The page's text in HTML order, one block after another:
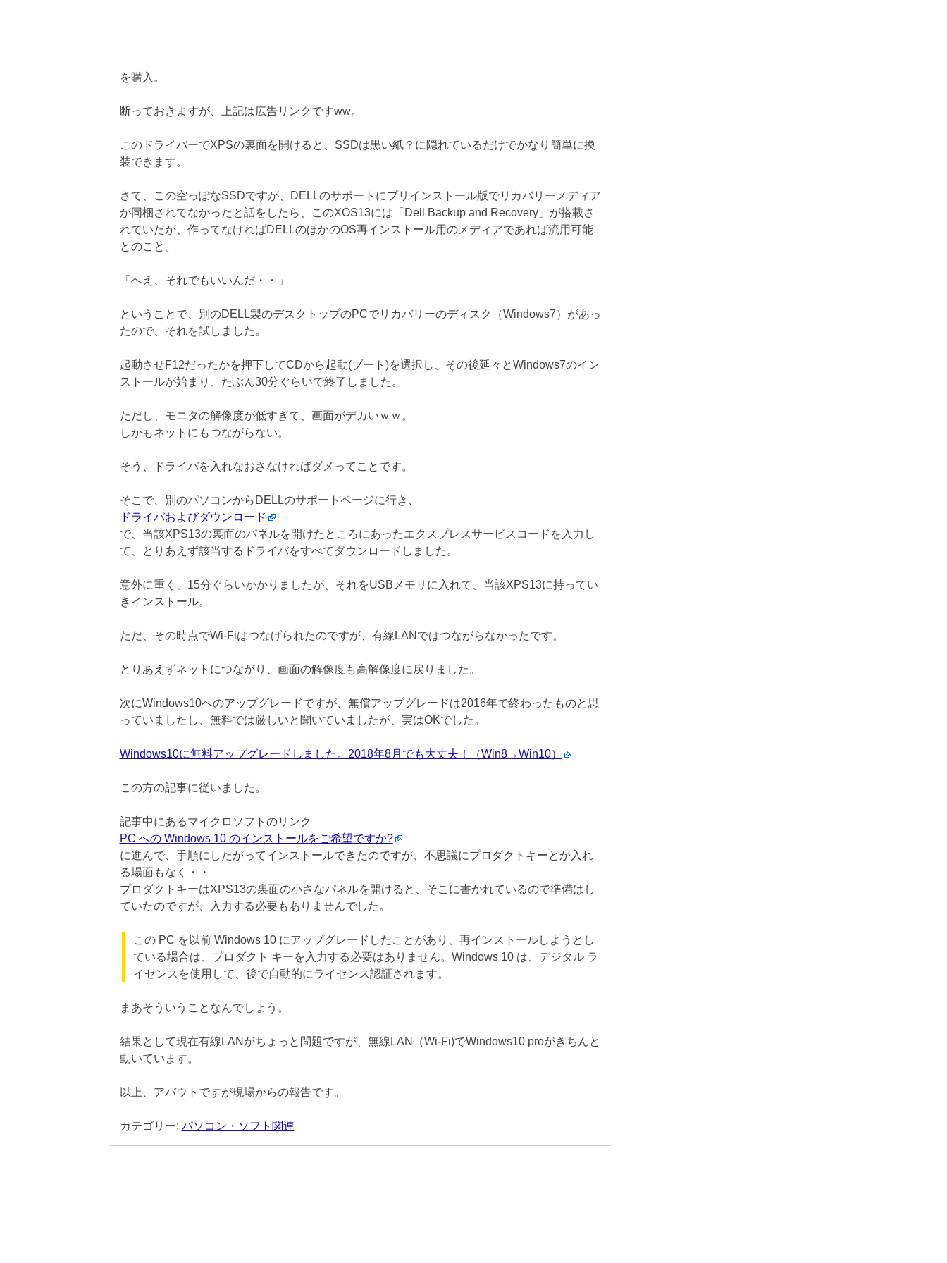
を購入。
断っておきますが、上記は広告リンクですww。
このドライバーでXPSの裏面を開けると、SSDは黒い紙？に隠れているだけでかなり簡単に換
装できます。
さて、この空っぽなSSDですが、DELLのサポートにプリインストール版でリカバリーメディア
が同梱されてなかったと話をしたら、このXOS13には「Dell Backup and Recovery」が搭載さ
れていたが、作ってなければDELLのほかのOS再インストール用のメディアであれば流用可能
とのこと。
「へえ、それでもいいんだ・・」
ということで、別のDELL製のデスクトップのPCでリカバリーのディスク（Windows7）があっ
たので、それを試しました。
起動させF12だったかを押下してCDから起動(ブート)を選択し、その後延々とWindows7のイン
ストールが始まり、たぶん30分ぐらいで終了しました。
ただし、モニタの解像度が低すぎて、画面がデカいｗｗ。
しかもネットにもつながらない。
そう、ドライバを入れなおさなければダメってことです。
そこで、別のパソコンからDELLのサポートページに行き、
ドライバおよびダウンロード
で、当該XPS13の裏面のパネルを開けたところにあったエクスプレスサービスコードを入力し
て、とりあえず該当するドライバをすべてダウンロードしました。
意外に重く、15分ぐらいかかりましたが、それをUSBメモリに入れて、当該XPS13に持ってい
きインストール。
ただ、その時点でWi-Fiはつなげられたのですが、有線LANではつながらなかったです。
とりあえずネットにつながり、画面の解像度も高解像度に戻りました。
次にWindows10へのアップグレードですが、無償アップグレードは2016年で終わったものと思
っていましたし、無料では厳しいと聞いていましたが、実はOKでした。
Windows10に無料アップグレードしました。2018年8月でも大丈夫！（Win8→Win10）
この方の記事に従いました。
記事中にあるマイクロソフトのリンク
PC への Windows 10 のインストールをご希望ですか?
に進んで、手順にしたがってインストールできたのですが、不思議にプロダクトキーとか入れ
る場面もなく・・
プロダクトキーはXPS13の裏面の小さなパネルを開けると、そこに書かれているので準備はし
ていたのですが、入力する必要もありませんでした。
この PC を以前 Windows 10 にアップグレードしたことがあり、再インストールしようとし
ている場合は、プロダクト キーを入力する必要はありません。Windows 10 は、デジタル ラ
イセンスを使用して、後で自動的にライセンス認証されます。
まあそういうことなんでしょう。
結果として現在有線LANがちょっと問題ですが、無線LAN（Wi-Fi)でWindows10 proがきちんと
動いています。
以上、アバウトですが現場からの報告です。
カテゴリー: パソコン・ソフト関連